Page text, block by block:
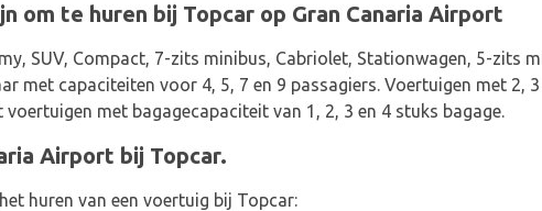
om te huren bij Topcar op Gran Canaria Airport
SUV, Compact, 7-zits minibus, Cabriolet, Stationwagen, 5-zits
met capaciteiten voor 4, 5, 7 en 9 passagiers. Voertuigen met 2, 3
met bagagecapaciteit van 1, 2, 3 en 4 stuks bagage.
Airport bij Topcar.
huren van een voertuig bij Topcar: